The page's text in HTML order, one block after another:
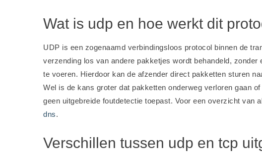
Wat is udp en hoe werkt dit
UDP is een zogenaamd verbindingsloos protocol binnen de
verzending los van andere pakketjes wordt behandeld,
te voeren. Hierdoor kan de afzender direct pakketten sturen
Wel is de kans groter dat pakketten onderweg verloren gaan
geen uitgebreide foutdetectie toepast. Voor een overzicht van
dns.
Verschillen tussen udp en tcp